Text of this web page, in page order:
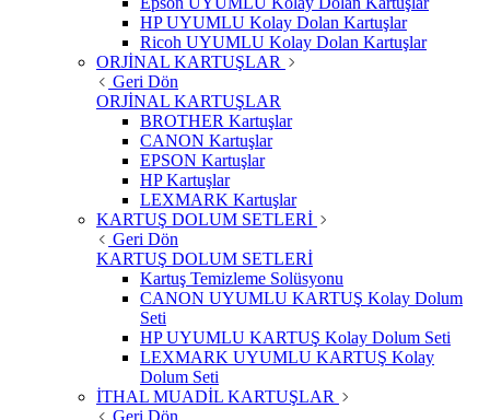
HP UYUMLU Kolay Dolan Kartuşlar
Ricoh UYUMLU Kolay Dolan Kartuşlar
ORJİNAL KARTUŞLAR
Geri Dön
ORJİNAL KARTUŞLAR
BROTHER Kartuşlar
CANON Kartuşlar
EPSON Kartuşlar
HP Kartuşlar
LEXMARK Kartuşlar
KARTUŞ DOLUM SETLERİ
Geri Dön
KARTUŞ DOLUM SETLERİ
Kartuş Temizleme Solüsyonu
CANON UYUMLU KARTUŞ Kolay Dolum
Seti
HP UYUMLU KARTUŞ Kolay Dolum Seti
LEXMARK UYUMLU KARTUŞ Kolay
Dolum Seti
İTHAL MUADİL KARTUŞLAR
Geri Dön